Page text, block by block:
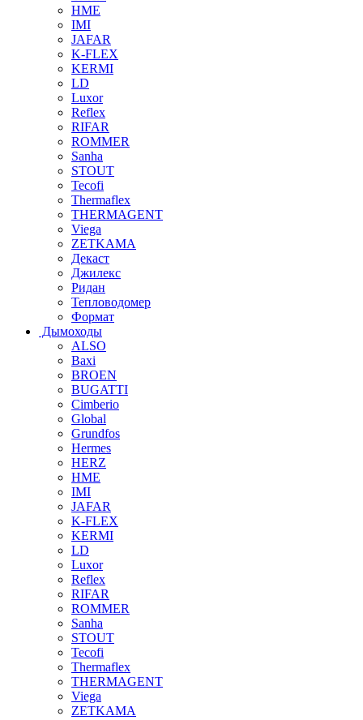
HME
IMI
JAFAR
K-FLEX
KERMI
LD
Luxor
Reflex
RIFAR
ROMMER
Sanha
STOUT
Tecofi
Thermaflex
THERMAGENT
Viega
ZETKAMA
Декаст
Джилекс
Ридан
Тепловодомер
Формат
Дымоходы
ALSO
Baxi
BROEN
BUGATTI
Cimberio
Global
Grundfos
Hermes
HERZ
HME
IMI
JAFAR
K-FLEX
KERMI
LD
Luxor
Reflex
RIFAR
ROMMER
Sanha
STOUT
Tecofi
Thermaflex
THERMAGENT
Viega
ZETKAMA